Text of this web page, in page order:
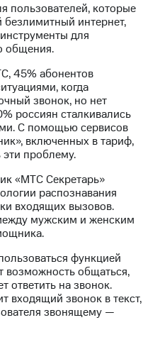
пользователей, которые
безлимитный интернет,
для
общения.
45% абонентов
когда
звонок, но нет
россиян сталкивались
C помощью сервисов
включенных в тариф,
проблему.
«МТС Секретарь»
распознавания
входящих вызовов.
мужским и женским
функцией
возможность общаться,
ответить на звонок.
входящий звонок в текст,
звонящему —